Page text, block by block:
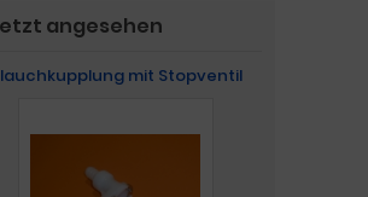
angesehen
mit Stopventil